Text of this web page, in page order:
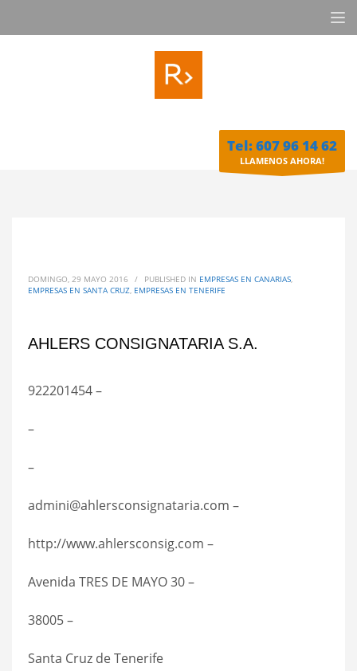
Tel: 607 96 14 62
LLAMENOS AHORA!
DOMINGO, 29 MAYO 2016 / PUBLISHED IN EMPRESAS EN CANARIAS,
EMPRESAS EN SANTA CRUZ, EMPRESAS EN TENERIFE
AHLERS CONSIGNATARIA S.A.
922201454 –
–
–
admini@ahlersconsignataria.com –
http://www.ahlersconsig.com –
Avenida TRES DE MAYO 30 –
38005 –
Santa Cruz de Tenerife